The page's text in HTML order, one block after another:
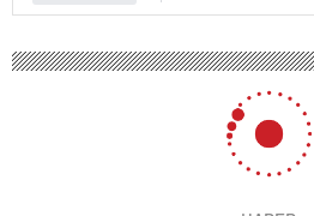
Ehliyetsiz Motosiklet